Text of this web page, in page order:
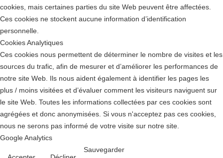
cookies, mais certaines parties du site Web peuvent être affectées.
Ces cookies ne stockent aucune information d’identification
personnelle.
Cookies Analytiques
Ces cookies nous permettent de déterminer le nombre de visites et les
sources du trafic, afin de mesurer et d’améliorer les performances de
notre site Web. Ils nous aident également à identifier les pages les
plus / moins visitées et d’évaluer comment les visiteurs naviguent sur
le site Web. Toutes les informations collectées par ces cookies sont
agrégées et donc anonymisées. Si vous n'acceptez pas ces cookies,
nous ne serons pas informé de votre visite sur notre site.
Google Analytics
Sauvegarder